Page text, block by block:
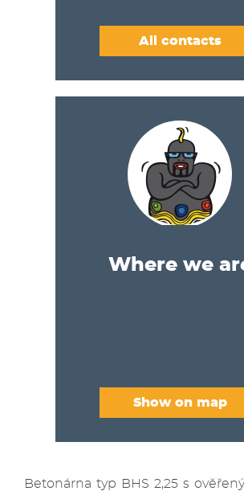
All contacts
Where we
Show on map
Betonárna typ BHS 2,25 s